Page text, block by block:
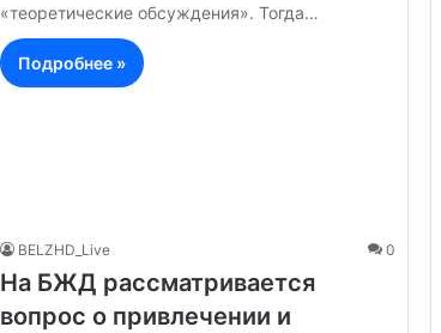
«теоретические обсуждения». Тогда…
Подробнее »
BELZHD_Live 0
На БЖД рассматривается
вопрос о привлечении и